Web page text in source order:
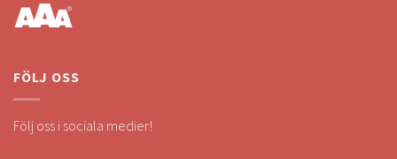
FÖLJ OSS
Följ oss i sociala medier!